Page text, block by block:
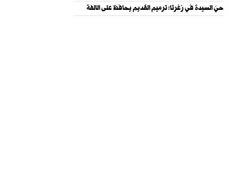
حيّ السيدة في زغرتا: ترميم القديم يحافظ على الالفة